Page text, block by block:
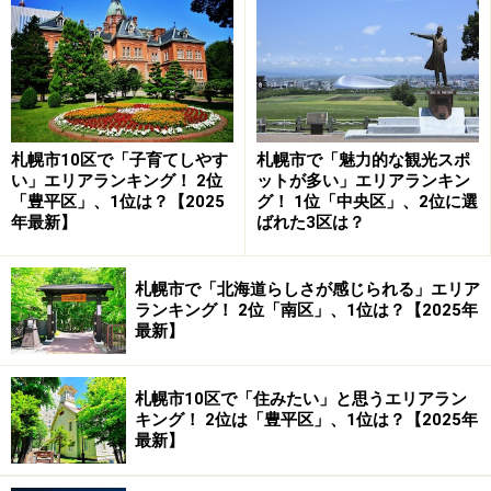
「小さな公園がいくつもあるだけでなく広大な公園もあ
り四季折々の花を楽しめること」などというコメントが
寄せられています。
1位：高松市／得票率2.9％
6年連続で高松市が1位でした。
香川県の県庁所在地である高松市は、古くから行政・商
業・交通の要所として発展してきた四国の中核都市で
す。市内にはJR高松駅があり、路面電車の「ことでん」
が走っています。さらに高松港からは直島など瀬戸内の
人気観光地へも気軽にアクセス可能です。
都市機能がしっかりと整備されている一方で、瀬戸内海
や讃岐山脈と自然にも恵まれています。ベイエリアには
「高松シンボルタワー」や商業施設が建ち並び、歴史あ
札幌市10区で「子育てしやす
い」エリアランキング！ 2位
「豊平区」、1位は？【2025
年最新】
札幌市で「魅力的な観光スポ
ットが多い」エリアランキン
グ！ 1位「中央区」、2位に選
ばれた3区は？
札幌市で「北海道らしさが感じられる」エリア
ランキング！ 2位「南区」、1位は？【2025年
最新】
札幌市10区で「住みたい」と思うエリアラン
キング！ 2位は「豊平区」、1位は？【2025年
最新】